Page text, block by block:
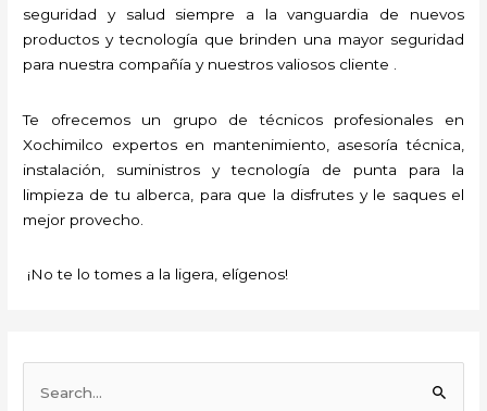
seguridad y salud siempre a la vanguardia de nuevos
productos y tecnología que brinden una mayor seguridad
para nuestra compañía y nuestros valiosos cliente .
Te ofrecemos un grupo de técnicos profesionales en
Xochimilco expertos en mantenimiento, asesoría técnica,
instalación, suministros y tecnología de punta para la
limpieza de tu alberca, para que la disfrutes y le saques el
mejor provecho.
¡No te lo tomes a la ligera, elígenos!